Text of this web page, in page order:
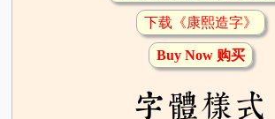
下载《康熙造字》
Buy Now 购买
字體樣式